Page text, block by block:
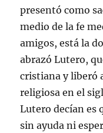
presentó como
medio de la fe
amigos, está la
abrazó Lutero,
cristiana y liberó
religiosa en el
Lutero decían es
sin ayuda ni